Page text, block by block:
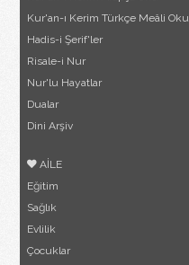
Kur'an-ı Kerim Türkçe Meâli Oku
Hadis-i Şerif'ler
Risale-i Nur
Nur'lu Hayatlar
Dualar
Dini Arşiv
AİLE
Eğitim
Sağlık
Evlilik
Çocuklar